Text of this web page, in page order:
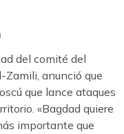
del comité del
Zamili, anunció que
que lance ataques
«Bagdad quiere
importante que